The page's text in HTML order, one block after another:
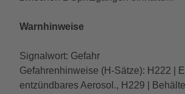
Warnhinweise
Signalwort: Gefahr
Gefahrenhinweise (H-Sätze): H222 |
entzündbares Aerosol., H229 |